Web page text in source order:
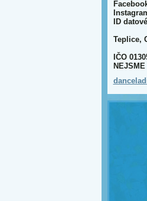
ID
Teplice,
IČO
dancelad